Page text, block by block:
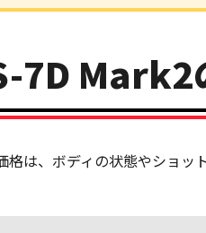
7D Mark2
格は、ボディの状態やショ